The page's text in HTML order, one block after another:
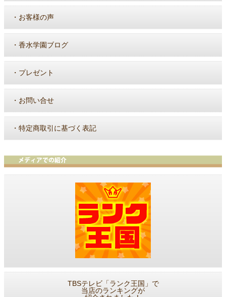
・ お客様の声
・ 香水学園ブログ
・ プレゼント
・ お問い合せ
・ 特定商取引に基づく表記
TBSテレビ「ランク王国」で
当店のランキングが